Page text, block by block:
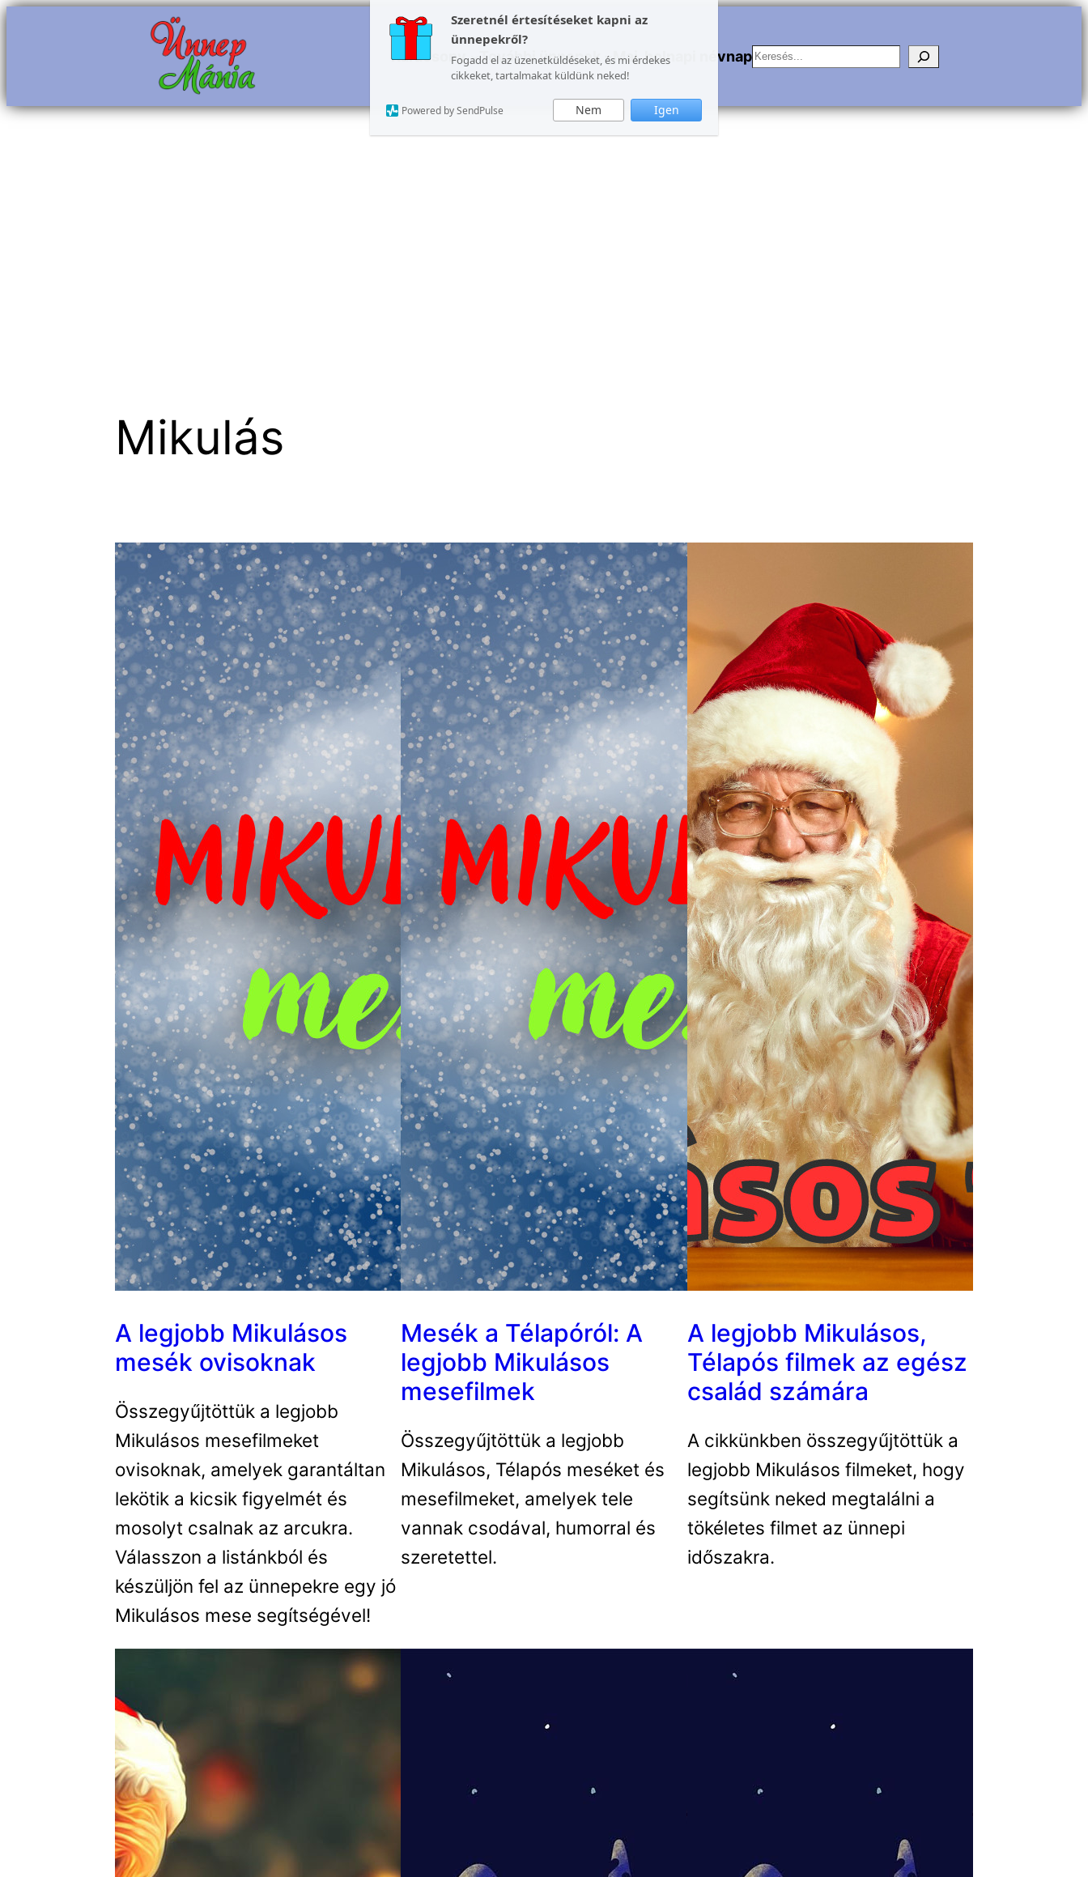
Szeretnél értesítéseket kapni az
ünnepekről?
Fogadd el az üzenetküldéseket, és mi érdekes
cikkeket, tartalmakat küldünk neked!
Nem Igen
Powered by SendPulse
Karácsony További ünnepek Mai, holnapi névnapKeresés
Mikulás
A legjobb Mikulásos
mesék ovisoknak
Összegyűjtöttük a legjobb
Mikulásos mesefilmeket
ovisoknak, amelyek garantáltan
lekötik a kicsik figyelmét és
mosolyt csalnak az arcukra.
Válasszon a listánkból és
készüljön fel az ünnepekre egy jó
Mikulásos mese segítségével!
Mesék a Télapóról: A
legjobb Mikulásos
mesefilmek
Összegyűjtöttük a legjobb
Mikulásos, Télapós meséket és
mesefilmeket, amelyek tele
vannak csodával, humorral és
szeretettel.
A legjobb Mikulásos,
Télapós filmek az egész
család számára
A cikkünkben összegyűjtöttük a
legjobb Mikulásos filmeket, hogy
segítsünk neked megtalálni a
tökéletes filmet az ünnepi
időszakra.